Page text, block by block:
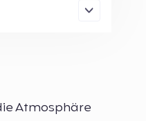
Atmosphäre